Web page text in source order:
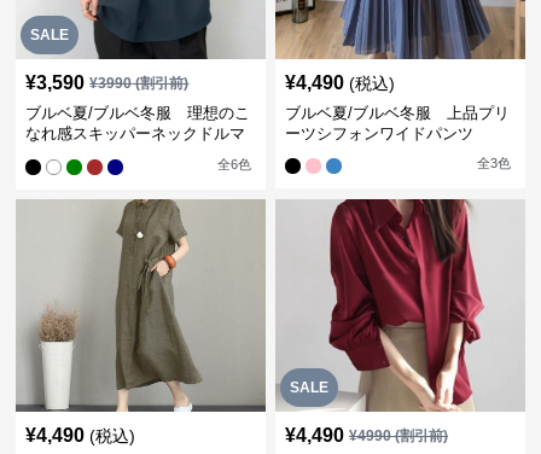
SALE
¥3,590 ¥3990(割引前)
ブルベ夏/ブルベ冬服 理想のこ
なれ感スキッパーネックドルマ
全6色
¥4,490 (税込)
ブルベ夏/ブルベ冬服 上品プリ
ーツシフォンワイドパンツ
全3色
¥4,490 (税込)
SALE
¥4,490 ¥4990(割引前)